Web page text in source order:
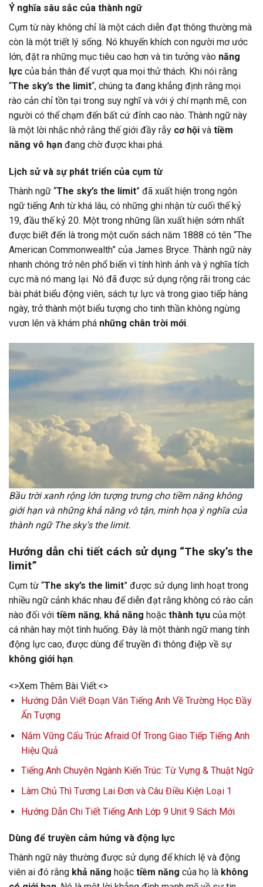
Ý nghĩa sâu sắc của thành ngữ
Cụm từ này không chỉ là một cách diễn đạt thông thường mà
còn là một triết lý sống. Nó khuyến khích con người mơ ước
lớn, đặt ra những mục tiêu cao hơn và tin tưởng vào năng
lực của bản thân để vượt qua mọi thử thách. Khi nói rằng
“The sky’s the limit“, chúng ta đang khẳng định rằng mọi
rào cản chỉ tồn tại trong suy nghĩ và với ý chí mạnh mẽ, con
người có thể chạm đến bất cứ đỉnh cao nào. Thành ngữ này
là một lời nhắc nhở rằng thế giới đầy rẫy cơ hội và tiềm
năng vô hạn đang chờ được khai phá.
Lịch sử và sự phát triển của cụm từ
Thành ngữ “The sky’s the limit” đã xuất hiện trong ngôn
ngữ tiếng Anh từ khá lâu, có những ghi nhận từ cuối thế kỷ
19, đầu thế kỷ 20. Một trong những lần xuất hiện sớm nhất
được biết đến là trong một cuốn sách năm 1888 có tên “The
American Commonwealth” của James Bryce. Thành ngữ này
nhanh chóng trở nên phổ biến vì tính hình ảnh và ý nghĩa tích
cực mà nó mang lại. Nó đã được sử dụng rộng rãi trong các
bài phát biểu động viên, sách tự lực và trong giao tiếp hàng
ngày, trở thành một biểu tượng cho tinh thần không ngừng
vươn lên và khám phá những chân trời mới.
Bầu trời xanh rộng lớn tượng trưng cho tiềm năng không
giới hạn và những khả năng vô tận, minh họa ý nghĩa của
thành ngữ The sky's the limit.
Hướng dẫn chi tiết cách sử dụng “The sky’s the
limit”
Cụm từ “The sky’s the limit” được sử dụng linh hoạt trong
nhiều ngữ cảnh khác nhau để diễn đạt rằng không có rào cản
nào đối với tiềm năng, khả năng hoặc thành tựu của một
cá nhân hay một tình huống. Đây là một thành ngữ mang tính
động lực cao, được dùng để truyền đi thông điệp về sự
không giới hạn.
<>Xem Thêm Bài Viết:<>
Hướng Dẫn Viết Đoạn Văn Tiếng Anh Về Trường Học Đầy
Ấn Tượng
Nắm Vững Cấu Trúc Afraid Of Trong Giao Tiếp Tiếng Anh
Hiệu Quả
Tiếng Anh Chuyên Ngành Kiến Trúc: Từ Vựng & Thuật Ngữ
Làm Chủ Thì Tương Lai Đơn và Câu Điều Kiện Loại 1
Hướng Dẫn Chi Tiết Tiếng Anh Lớp 9 Unit 9 Sách Mới
Dùng để truyền cảm hứng và động lực
Thành ngữ này thường được sử dụng để khích lệ và động
viên ai đó rằng khả năng hoặc tiềm năng của họ là không